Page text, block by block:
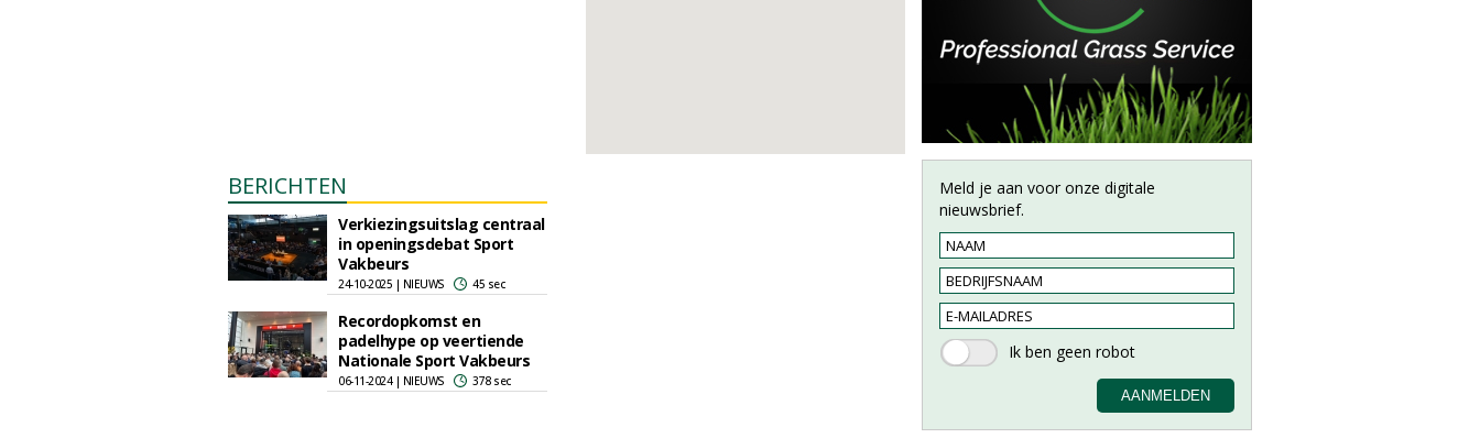
BERICHTEN
Verkiezingsuitslag centraal
in openingsdebat Sport
Vakbeurs
24-10-2025 | NIEUWS 45 sec
Recordopkomst en
padelhype op veertiende
Nationale Sport Vakbeurs
06-11-2024 | NIEUWS 378 sec
Meld je aan voor onze digitale
nieuwsbrief.